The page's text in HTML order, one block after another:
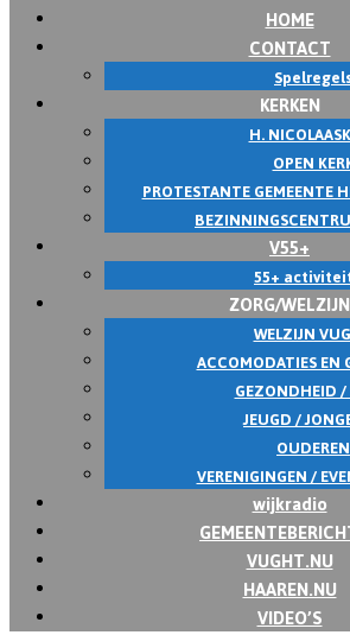
HOME
CONTACT
KERKEN
H.
OPEN
PROTESTANTE GEMEENTE
V55+
55+
ZORG/WELZIJN
WELZIJN
ACCOMODATIES EN
GEZONDHEID /
JEUGD /
OUDEREN
VERENIGINGEN /
wijkradio
VUGHT.NU
HAAREN.NU
VIDEO’S